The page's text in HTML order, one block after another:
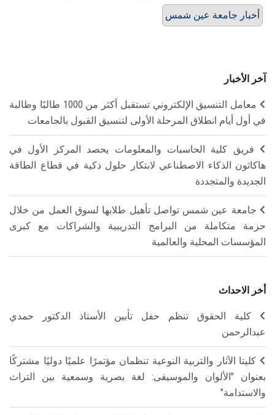
أخبار جامعة عين شمس
آخر الأخبار
معامل التنسيق الإلكتروني تستقبل أكثر من 1000 طالبًا وطالبة
في أول أيام انطلاق المرحلة الأولى لتنسيق القبول بالجامعات
فريق كلية الحاسبات والمعلومات يحصد المركز الأول في
هاكاثون الذكاء الاصطناعي لابتكار حلول ذكية في قطاع الطاقة
الجديدة والمتجددة
جامعة عين شمس تواصل تأهيل طلابها لسوق العمل من خلال
حزمة متكاملة من البرامج التدريبية والشراكات مع كبرى
المؤسسات المحلية والعالمية
أخر الاحداث
كلية الحقوق تنظم حفل تأبين الأستاذ الدكتور حمدي
عبدالرحمن
كليتا الآثار والتربية النوعية تنظمان مؤتمرًا علميًا دوليًا مشتركًا
بعنوان "الألوان والموسيقى: لغة بصرية وسمعية بين التراث
والاستدامة"